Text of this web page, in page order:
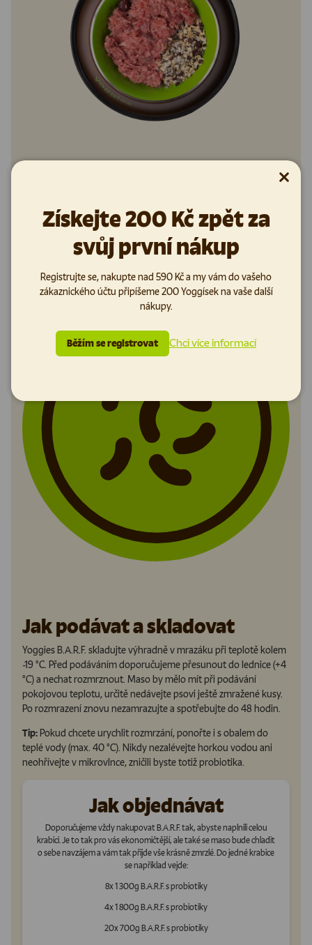
Probiotika pomáhají udržovat zdravý mikrobiom, podporují
imunitu a celkově zdravé zažívání našich čtyřnohých kámošů.
Každodenní doplňování zdravých bakterií do střev má pozitivní
účinky na každý aspekt života psa, dokonce i na jeho psychickou
pohodu.
Jak podávat a skladovat
Yoggies B.A.R.F. skladujte výhradně v mrazáku při teplotě kolem
-19 °C. Před podáváním doporučujeme přesunout do lednice (+4
°C) a nechat rozmrznout. Maso by mělo mít při podávání
pokojovou teplotu, určitě nedávejte psovi ještě zmražené kusy.
Po rozmrazení znovu nezamrazujte a spotřebujte do 48 hodin.
Tip: Pokud chcete urychlit rozmrzání, ponořte i s obalem do
teplé vody (max. 40 °C). Nikdy nezalévejte horkou vodou ani
neohřívejte v mikrovlnce, zničili byste totiž probiotika.
Jak objednávat
Doporučujeme vždy nakupovat B.A.R.F. tak, abyste naplnili celou
krabici. Je to tak pro vás ekonomičtější, ale také se maso bude chladit
o sebe navzájem a vám tak přijde vše krásně zmrzlé. Do jedné krabice
se například vejde:
8x 1 300g B.A.R.F. s probiotiky
4x 1 800g B.A.R.F. s probiotiky
20x 700g B.A.R.F. s probiotiky
Získejte 200 Kč zpět za
svůj první nákup
Registrujte se, nakupte nad 590 Kč a my vám do vašeho
zákaznického účtu připíšeme 200 Yoggísek na vaše další
nákupy.
Běžím se registrovat Chci více informací